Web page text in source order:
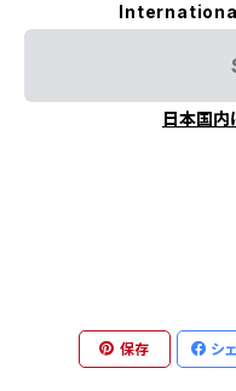
日本国内
保存 シ